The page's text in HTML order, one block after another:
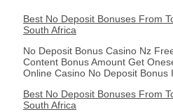
Best No Deposit Bonuses From
South Africa
No Deposit Bonus Casino Nz
Content Bonus Amount Get
Online Casino No Deposit Bonus
Best No Deposit Bonuses From
South Africa